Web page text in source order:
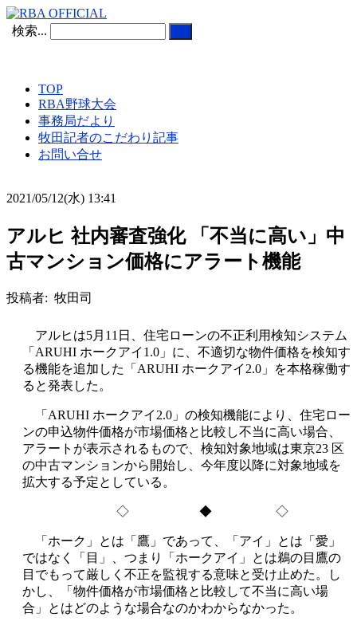
検索...
TOP
RBA野球大会
事務局だより
牧田記者のこだわり記事
お問い合せ
2021/05/12(水) 13:41
アルヒ 社内審査強化 「不当に高い」中
古マンション価格にアラート機能
投稿者: 牧田司
アルヒは5月11日、住宅ローンの不正利用検知システム
「ARUHI ホークアイ1.0」に、不適切な物件価格を検知す
る機能を追加した「ARUHI ホークアイ2.0」を本格稼働す
ると発表した。
「ARUHI ホークアイ2.0」の検知機能により、住宅ロー
ンの申込物件価格が市場価格と比較し不当に高い場合、
アラートが表示されるもので、検知対象地域は東京23 区
の中古マンションから開始し、今年度以降に対象地域を
拡大する予定としている。
◇ ◆ ◇
「ホーク」とは「鷹」であって、「アイ」とは「愛」
ではなく「目」、つまり「ホークアイ」とは鵜の目鷹の
目でもって厳しく不正を監視する意味と受け止めた。し
かし、「物件価格が市場価格と比較して不当に高い場
合」とはどのような場合なのかわからなかった。